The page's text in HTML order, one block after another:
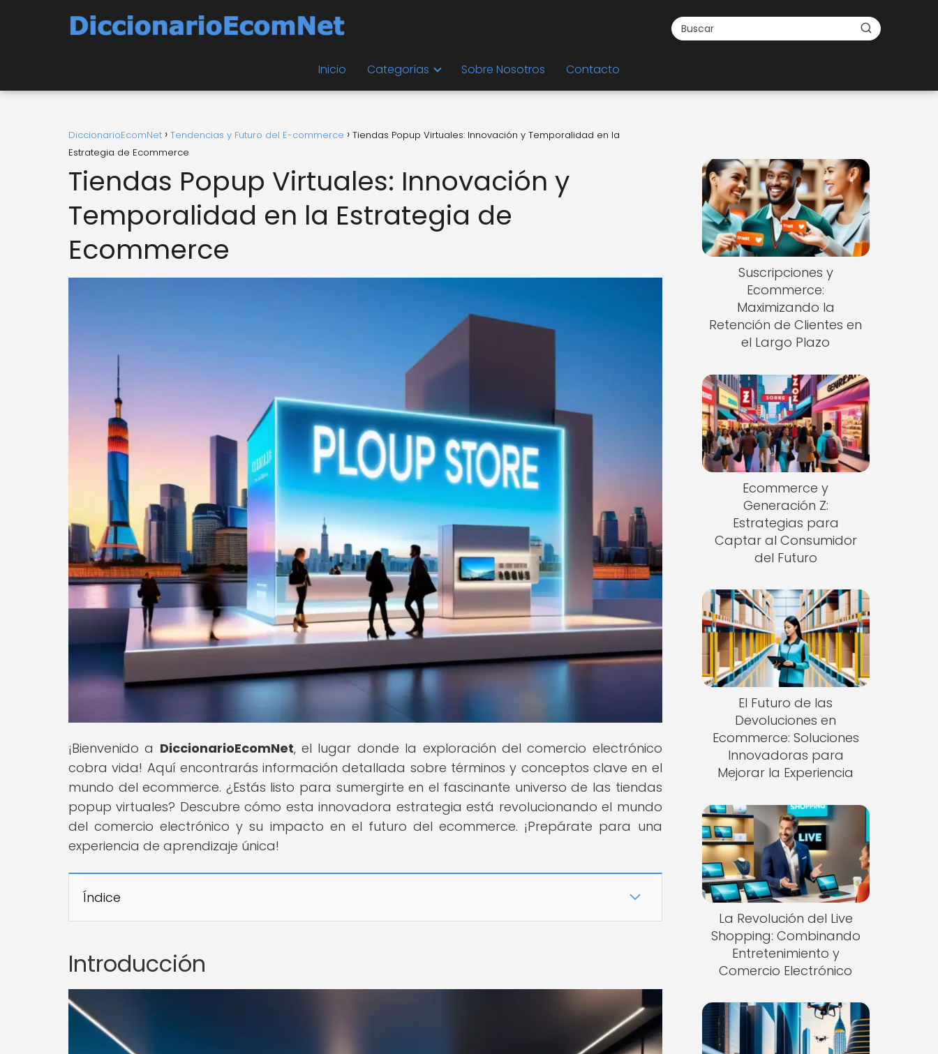
Inicio Categorías Sobre Nosotros Contacto
DiccionarioEcomNet Tendencias y Futuro del E-commerce
Tiendas Popup Virtuales: Innovación y Temporalidad en la
Estrategia de Ecommerce
Tiendas Popup Virtuales: Innovación y
Temporalidad en la Estrategia de
Ecommerce
¡Bienvenido a DiccionarioEcomNet, el lugar donde la exploración del comercio electrónico
cobra vida! Aquí encontrarás información detallada sobre términos y conceptos clave en el
mundo del ecommerce. ¿Estás listo para sumergirte en el fascinante universo de las tiendas
popup virtuales? Descubre cómo esta innovadora estrategia está revolucionando el mundo
del comercio electrónico y su impacto en el futuro del ecommerce. ¡Prepárate para una
experiencia de aprendizaje única!
Índice
Introducción
Suscripciones y
Ecommerce:
Maximizando la
Retención de Clientes en
el Largo Plazo
Ecommerce y
Generación Z:
Estrategias para
Captar al Consumidor
del Futuro
El Futuro de las
Devoluciones en
Ecommerce: Soluciones
Innovadoras para
Mejorar la Experiencia
La Revolución del Live
Shopping: Combinando
Entretenimiento y
Comercio Electrónico